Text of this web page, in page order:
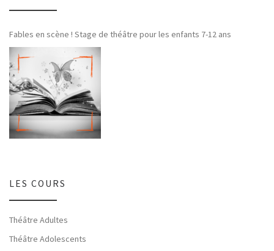
Fables en scène ! Stage de théâtre pour les enfants 7-12 ans
LES COURS
Théâtre Adultes
Théâtre Adolescents